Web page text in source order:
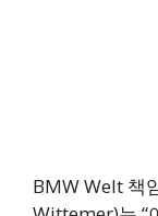
BMW Welt 책